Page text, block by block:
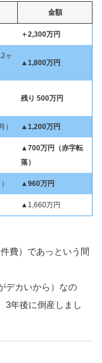
金額
＋2,300万円
ヶ
▲1,800万円
残り 500万円
） ▲1,200万円
▲700万円（赤字転
落）
▲960万円
▲1,660万円
費）であっという間
デカいから）なの
3年後に倒産しまし